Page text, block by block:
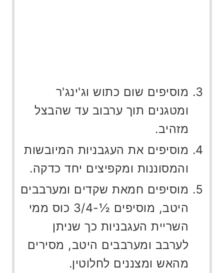
מוסיפים שום כתוש וג'ינג'ר
ומטגנים תוך ערבוב עד שהבצל
מזהיב.
מוסיפים את העגבניות המיובשות
והמסוננות ומקפיצים יחד כדקה.
מוסיפים חמאת שקדים ומערבבים
היטב, מוסיפים ½-3/4 כוס ממי
השריית העגבניות כך שניתן
לערבב ומערבבים היטב, מסירים
מהאש ומצננים לחלוטין.